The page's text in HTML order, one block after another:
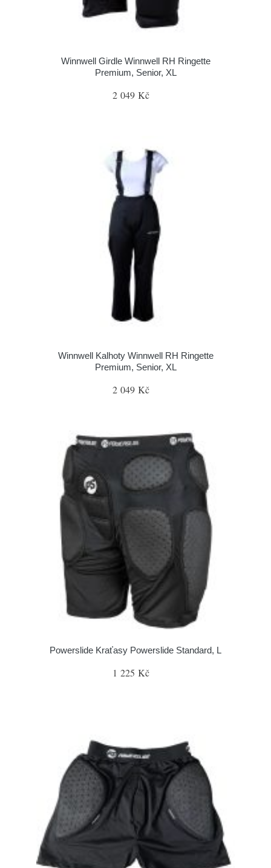
Winnwell Girdle Winnwell RH Ringette
Premium, Senior, XL
2 049 Kč
Winnwell Kalhoty Winnwell RH Ringette
Premium, Senior, XL
2 049 Kč
Powerslide Kraťasy Powerslide Standard, L
1 225 Kč